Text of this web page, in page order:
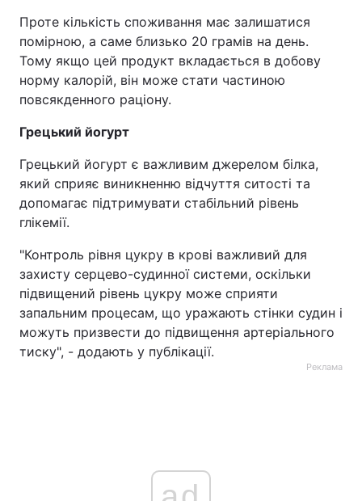
Проте кількість споживання має залишатися
помірною, а саме близько 20 грамів на день.
Тому якщо цей продукт вкладається в добову
норму калорій, він може стати частиною
повсякденного раціону.
Грецький йогурт
Грецький йогурт є важливим джерелом білка,
який сприяє виникненню відчуття ситості та
допомагає підтримувати стабільний рівень
глікемії.
"Контроль рівня цукру в крові важливий для
захисту серцево-судинної системи, оскільки
підвищений рівень цукру може сприяти
запальним процесам, що уражають стінки судин і
можуть призвести до підвищення артеріального
тиску", - додають у публікації.
Реклама